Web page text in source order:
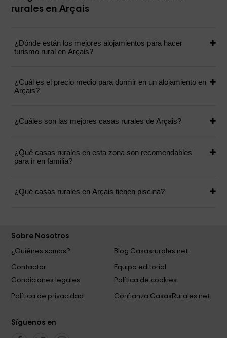
rurales en Arçais
¿Dónde están los mejores alojamientos para hacer
turismo rural en Arçais?
¿Cuál es el precio medio para dormir en un alojamiento en
Arçais?
¿Cuáles son las mejores casas rurales de Arçais?
¿Qué casas rurales en esta zona son recomendables
para ir en familia?
¿Qué casas rurales en Arçais tienen piscina?
Sobre Nosotros
¿Quiénes somos?
Blog Casasrurales.net
Contactar
Equipo editorial
Condiciones legales
Política de cookies
Política de privacidad Confianza CasasRurales.net
Síguenos en